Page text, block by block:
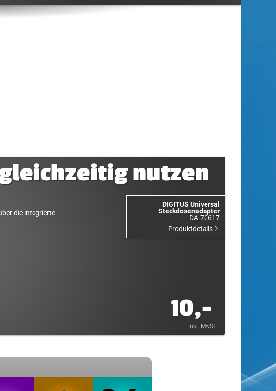
nutzen
die integrierte
DIGITUS Universal
Steckdosenadapter
DA-70617
Produktdetails
10,-
inkl. MwSt.